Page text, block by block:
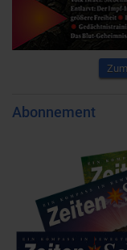
Abonnement